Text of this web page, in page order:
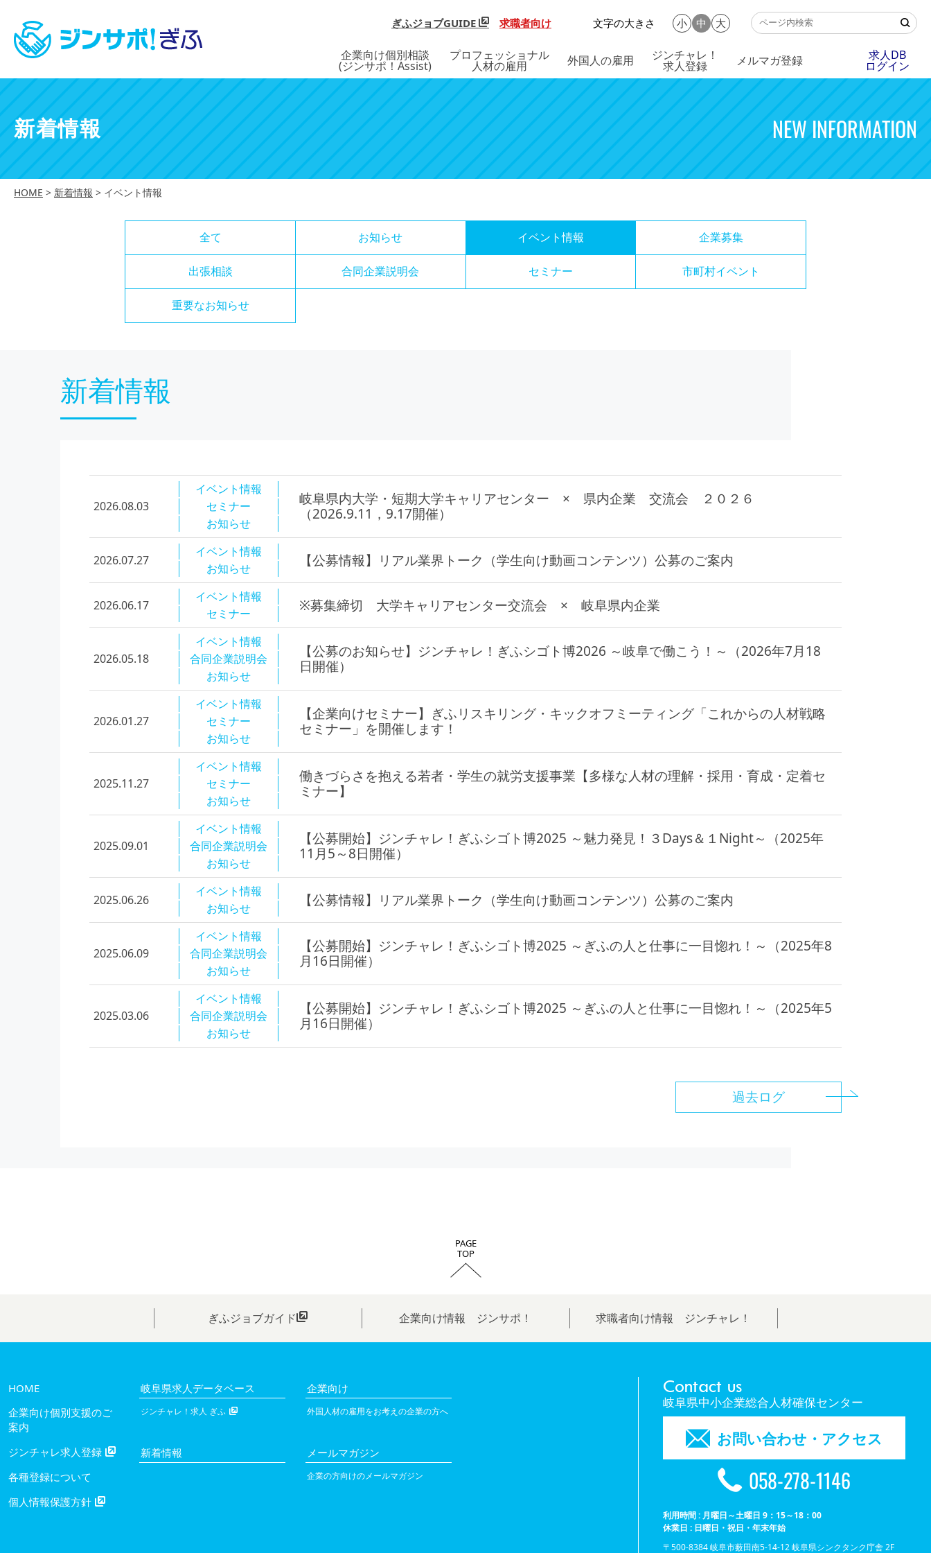
ぎふジョブGUIDE 求職者向け 文字の大きさ 小 中 大
企業向け個別相談
(ジンサポ！Assist)
プロフェッショナル
人材の雇用 外国人の雇用 ジンチャレ！
求人登録 メルマガ登録 求人DB
ログイン
新着情報 NEW INFORMATION
HOME > 新着情報 > イベント情報
全て お知らせ イベント情報 企業募集
出張相談 合同企業説明会 セミナー 市町村イベント
重要なお知らせ
新着情報
2026.08.03
イベント情報
セミナー
お知らせ
岐阜県内大学・短期大学キャリアセンター × 県内企業 交流会 ２０２６
（2026.9.11，9.17開催）
2026.07.27
イベント情報
お知らせ
【公募情報】リアル業界トーク（学生向け動画コンテンツ）公募のご案内
2026.06.17
イベント情報
セミナー
※募集締切 大学キャリアセンター交流会 × 岐阜県内企業
2026.05.18
イベント情報
合同企業説明会
お知らせ
【公募のお知らせ】ジンチャレ！ぎふシゴト博2026 ～岐阜で働こう！～（2026年7月18
日開催）
2026.01.27
イベント情報
セミナー
お知らせ
【企業向けセミナー】ぎふリスキリング・キックオフミーティング「これからの人材戦略
セミナー」を開催します！
2025.11.27
イベント情報
セミナー
お知らせ
働きづらさを抱える若者・学生の就労支援事業【多様な人材の理解・採用・育成・定着セ
ミナー】
2025.09.01
イベント情報
合同企業説明会
お知らせ
【公募開始】ジンチャレ！ぎふシゴト博2025 ～魅力発見！３Days＆１Night～（2025年
11月5～8日開催）
2025.06.26
イベント情報
お知らせ
【公募情報】リアル業界トーク（学生向け動画コンテンツ）公募のご案内
2025.06.09
イベント情報
合同企業説明会
お知らせ
【公募開始】ジンチャレ！ぎふシゴト博2025 ～ぎふの人と仕事に一目惚れ！～（2025年8
月16日開催）
2025.03.06
イベント情報
合同企業説明会
お知らせ
【公募開始】ジンチャレ！ぎふシゴト博2025 ～ぎふの人と仕事に一目惚れ！～（2025年5
月16日開催）
過去ログ
PAGE
TOP
ぎふジョブガイド 企業向け情報 ジンサポ！ 求職者向け情報 ジンチャレ！
HOME
企業向け個別支援のご
案内
ジンチャレ求人登録
各種登録について
個人情報保護方針
岐阜県求人データベース
ジンチャレ！求人 ぎふ
新着情報
企業向け
外国人材の雇用をお考えの企業の方へ
メールマガジン
企業の方向けのメールマガジン
Contact us
岐阜県中小企業総合人材確保センター
お問い合わせ・アクセス
058-278-1146
利用時間 : 月曜日～土曜日 9：15～18：00
休業日 : 日曜日・祝日・年末年始
〒500-8384 岐阜市薮田南5-14-12 岐阜県シンクタンク庁舎 2F